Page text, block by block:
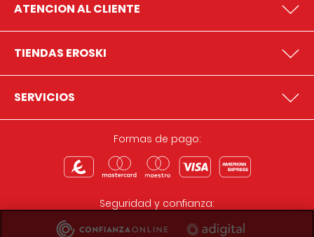
ATENCION AL CLIENTE
TIENDAS EROSKI
SERVICIOS
Formas de pago:
Seguridad y confianza: